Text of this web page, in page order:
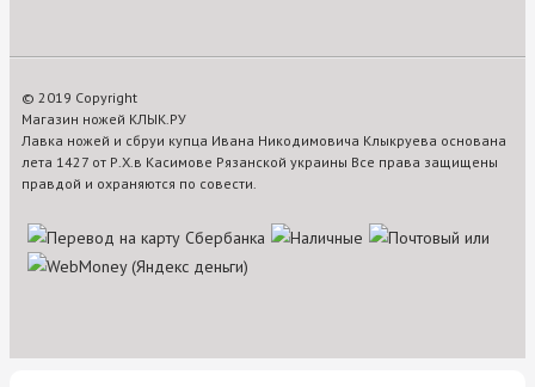
© 2019 Copyright
Магазин ножей КЛЫК.РУ
Лавка ножей и сбруи купца Ивана Никодимовича Клыкруева основана
лета 1427 от Р.Х.в Касимове Рязанской украины Все права защищены
правдой и охраняются по совести.